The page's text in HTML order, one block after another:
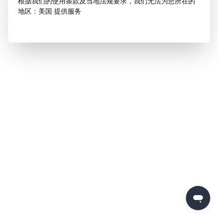
地区：美国 提供服务